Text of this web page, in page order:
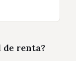
de renta?